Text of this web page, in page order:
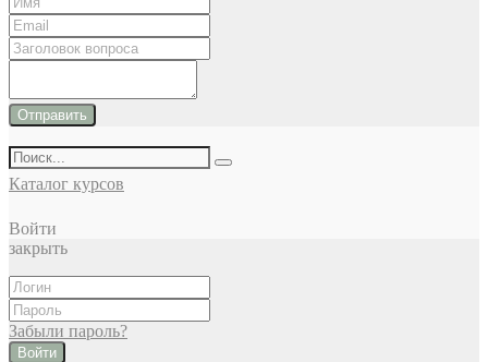
Отправить
Каталог курсов
Войти
закрыть
Забыли пароль?
Войти